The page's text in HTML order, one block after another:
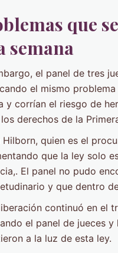
que
semana
el panel de tres
el mismo
y corrían el riesgo de
derechos de la
Hilborn, quien es el
que la ley solo
El panel no pudo
y que dentro
continuó en el
el panel de jueces
a la luz de esta ley.